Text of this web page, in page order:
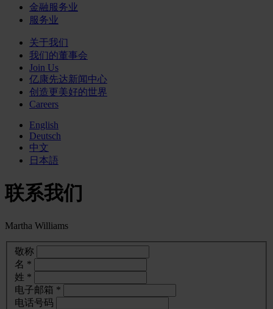
金融服务业
服务业
关于我们
我们的董事会
Join Us
亿康先达新闻中心
创造更美好的世界
Careers
English
Deutsch
中文
日本語
联系我们
Martha Williams
敬称
名 *
姓 *
电子邮箱 *
电话号码